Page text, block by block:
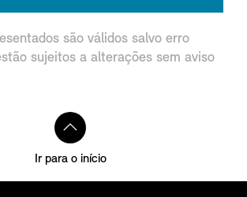
são válidos salvo erro
sujeitos a alterações sem aviso
Ir para o início